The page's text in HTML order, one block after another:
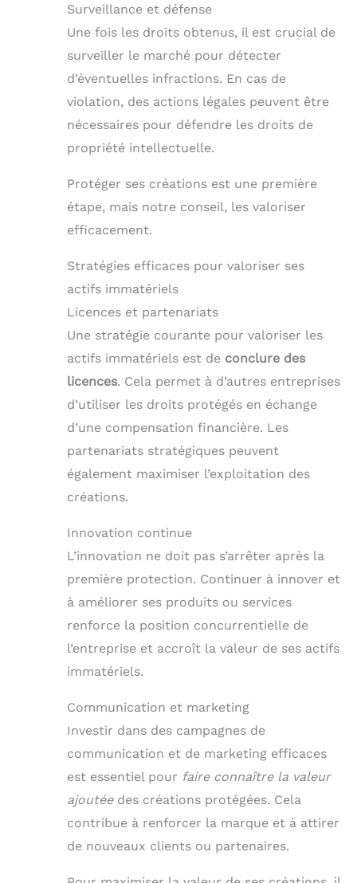
Surveillance et défense
Une fois les droits obtenus, il est crucial de
surveiller le marché pour détecter
d’éventuelles infractions. En cas de
violation, des actions légales peuvent être
nécessaires pour défendre les droits de
propriété intellectuelle.
Protéger ses créations est une première
étape, mais notre conseil, les valoriser
efficacement.
Stratégies efficaces pour valoriser ses
actifs immatériels
Licences et partenariats
Une stratégie courante pour valoriser les
actifs immatériels est de conclure des
licences. Cela permet à d’autres entreprises
d’utiliser les droits protégés en échange
d’une compensation financière. Les
partenariats stratégiques peuvent
également maximiser l’exploitation des
créations.
Innovation continue
L’innovation ne doit pas s’arrêter après la
première protection. Continuer à innover et
à améliorer ses produits ou services
renforce la position concurrentielle de
l’entreprise et accroît la valeur de ses actifs
immatériels.
Communication et marketing
Investir dans des campagnes de
communication et de marketing efficaces
est essentiel pour faire connaître la valeur
ajoutéedes créations protégées. Cela
contribue à renforcer la marque et à attirer
de nouveaux clients ou partenaires.